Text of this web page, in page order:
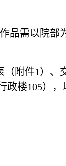
品需以院部
（附件1）、
政楼105），